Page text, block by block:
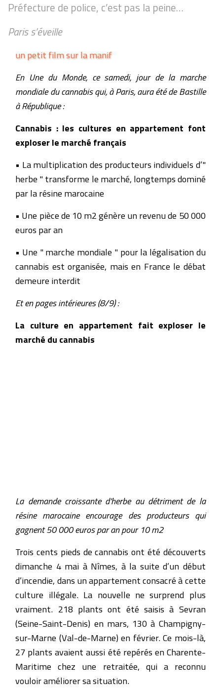
Préfecture de police, c’est pas la peine…
Paris s’éveille
un petit film sur la manif
En Une du Monde, ce samedi, jour de la marche
mondiale du cannabis qui, à Paris, aura été de Bastille
à République :
Cannabis : les cultures en appartement font
exploser le marché français
• La multiplication des producteurs individuels d’"
herbe " transforme le marché, longtemps dominé
par la résine marocaine
• Une pièce de 10 m2 génère un revenu de 50 000
euros par an
• Une " marche mondiale " pour la légalisation du
cannabis est organisée, mais en France le débat
demeure interdit
Et en pages intérieures (8/9) :
La culture en appartement fait exploser le
marché du cannabis
La demande croissante d’herbe au détriment de la
résine marocaine encourage des producteurs qui
gagnent 50 000 euros par an pour 10 m2
Trois cents pieds de cannabis ont été découverts
dimanche 4 mai à Nîmes, à la suite d’un début
d’incendie, dans un appartement consacré à cette
culture illégale. La nouvelle ne surprend plus
vraiment. 218 plants ont été saisis à Sevran
(Seine-Saint-Denis) en mars, 130 à Champigny-
sur-Marne (Val-de-Marne) en février. Ce mois-là,
27 plants avaient aussi été repérés en Charente-
Maritime chez une retraitée, qui a reconnu
vouloir améliorer sa situation.